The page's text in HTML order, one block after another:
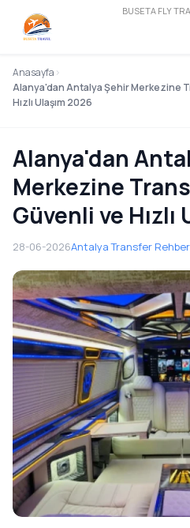
BUSETA FLY
Anasayfa
Alanya'dan Antalya Şehir Merkezine
Hızlı Ulaşım 2026
Alanya'dan
Merkezine
Güvenli ve Hızlı
28-06-2026Antalya Transfer